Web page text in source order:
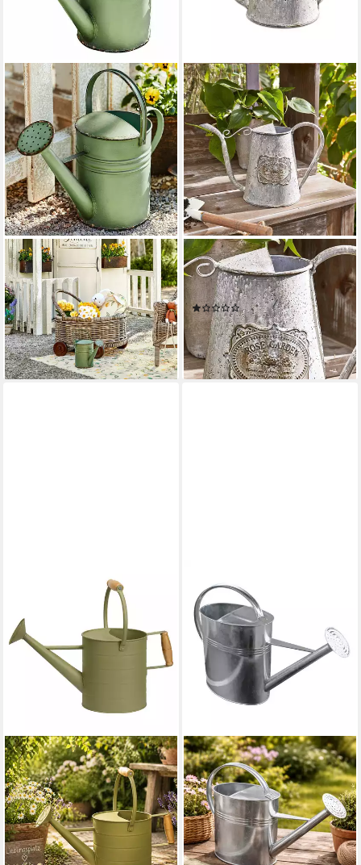
MIRABEAU
Gießkanne Gießkanne Elliana
antikgrün
20,95 €
lieferbar - in 3-4 Werktagen bei dir
MIRABEAU
Gießkanne Gießkanne Rose
Garden antikgrau
(1)
19,95 € UVP22,95 €
-13%
lieferbar - in 4-5 Werktagen bei dir